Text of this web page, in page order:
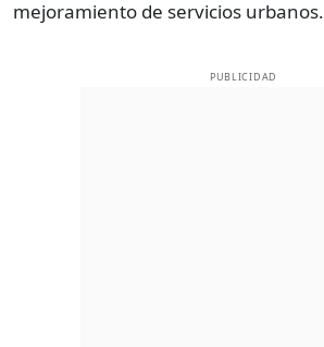
mejoramiento de servicios urbanos.
PUBLICIDAD